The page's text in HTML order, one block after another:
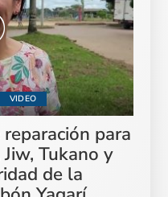
VIDEO
para
Tukano y
de la